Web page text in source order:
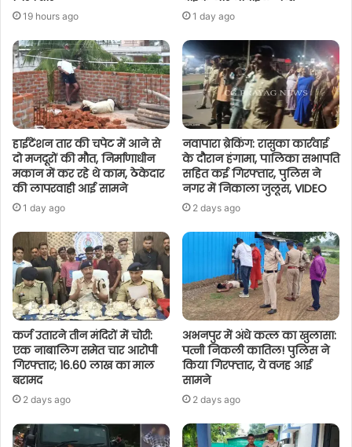
19 hours ago 1 day ago
हाईटेंशन तार की चपेट में आने से
दो मजदूरों की मौत, निर्माणाधीन
मकान में कर रहे थे काम, ठेकेदार
की लापरवाही आई सामने
1 day ago
नवापारा ब्रेकिंग: रासुका कार्रवाई
के दौरान हंगामा, पालिका सभापति
सहित कई गिरफ्तार, पुलिस ने
नगर में निकाला जुलूस, VIDEO
2 days ago
कर्ज उतारने तीन मंदिरों में चोरी:
एक नाबालिग समेत चार आरोपी
गिरफ्तार; 16.60 लाख का माल
बरामद
2 days ago
अभनपुर में अंधे कत्ल का खुलासा:
पत्नी निकली कातिल! पुलिस ने
किया गिरफ्तार, ये वजह आई
सामने
2 days ago